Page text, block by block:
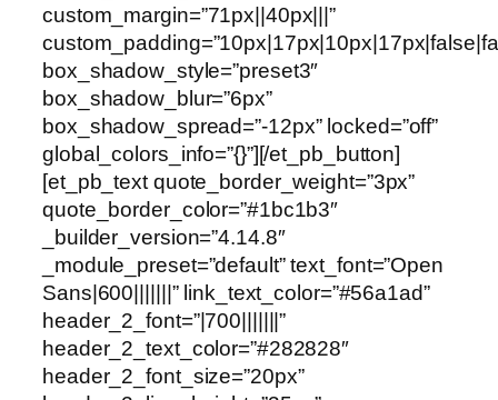
custom_margin=”71px||40px|||”
box_shadow_style=”preset3″
box_shadow_blur=”6px”
box_shadow_spread=”-12px” locked=”off”
global_colors_info=”{}”][/et_pb_button]
[et_pb_text quote_border_weight=”3px”
quote_border_color=”#1bc1b3″
_builder_version=”4.14.8″
_module_preset=”default” text_font=”Open
Sans|600|||||||” link_text_color=”#56a1ad”
header_2_font=”|700|||||||”
header_2_text_color=”#282828″
header_2_font_size=”20px”